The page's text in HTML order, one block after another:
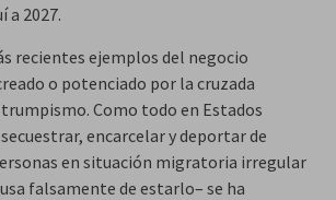
a 2027.
recientes ejemplos del negocio
o potenciado por la cruzada
Como todo en Estados
encarcelar y deportar de
en situación migratoria irregular
falsamente de estarlo– se ha